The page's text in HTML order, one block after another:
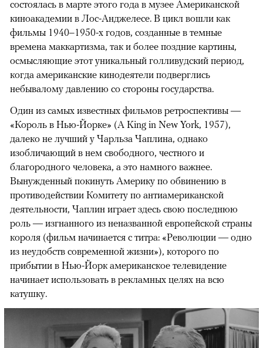
состоялась в марте этого года в музее Американской
киноакадемии в Лос-Анджелесе. В цикл вошли как
фильмы 1940–1950-х годов, созданные в темные
времена маккартизма, так и более поздние картины,
осмысляющие этот уникальный голливудский период,
когда американские кинодеятели подверглись
небывалому давлению со стороны государства.
Один из самых известных фильмов ретроспективы —
«Король в Нью-Йорке» (A King in New York, 1957),
далеко не лучший у Чарльза Чаплина, однако
изобличающий в нем свободного, честного и
благородного человека, а это намного важнее.
Вынужденный покинуть Америку по обвинению в
противодействии Комитету по антиамериканской
деятельности, Чаплин играет здесь свою последнюю
роль — изгнанного из неназванной европейской страны
короля (фильм начинается с титра: «Революции — одно
из неудобств современной жизни»), которого по
прибытии в Нью-Йорк американское телевидение
начинает использовать в рекламных целях на всю
катушку.